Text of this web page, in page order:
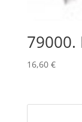
79000.
16,60 €